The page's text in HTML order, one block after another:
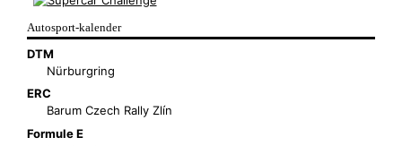
Autosport-kalender
DTM
Nürburgring
ERC
Barum Czech Rally Zlín
Formule E